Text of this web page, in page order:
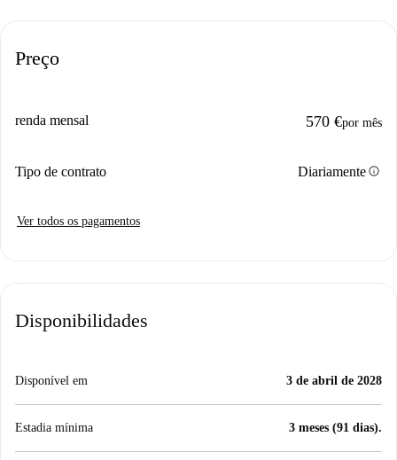
Preço
renda mensal 570 €por mês
Tipo de contrato Diariamenteinfo
Ver todos os pagamentos
Disponibilidades
Disponível em 3 de abril de 2028
Estadia mínima 3 meses (91 dias).